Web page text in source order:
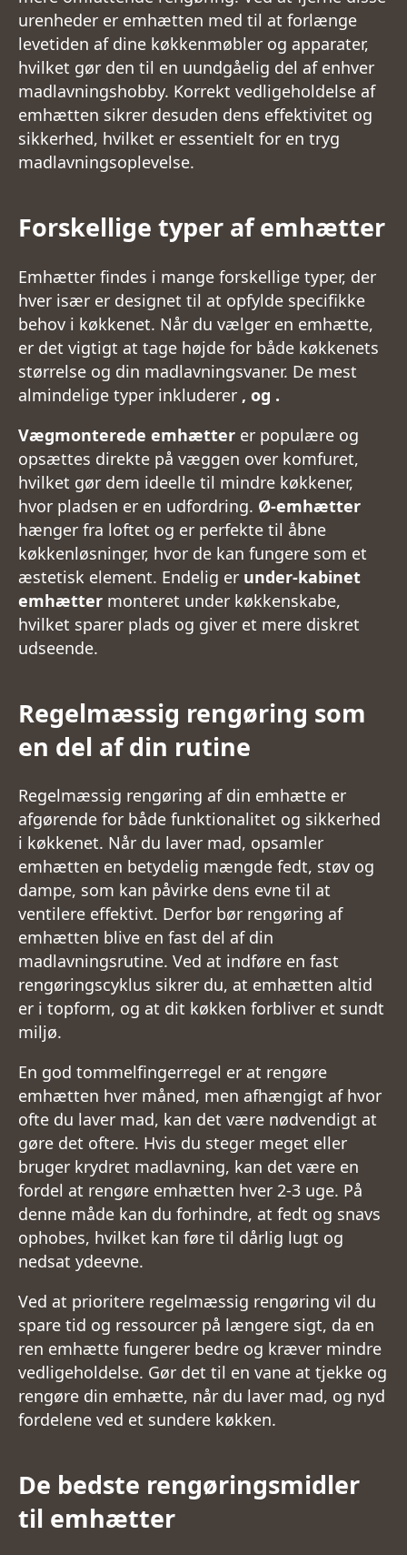
urenheder er emhætten med til at forlænge
levetiden af dine køkkenmøbler og apparater,
hvilket gør den til en uundgåelig del af enhver
madlavningshobby. Korrekt vedligeholdelse af
emhætten sikrer desuden dens effektivitet og
sikkerhed, hvilket er essentielt for en tryg
madlavningsoplevelse.
Forskellige typer af emhætter
Emhætter findes i mange forskellige typer, der
hver især er designet til at opfylde specifikke
behov i køkkenet. Når du vælger en emhætte,
er det vigtigt at tage højde for både køkkenets
størrelse og din madlavningsvaner. De mest
almindelige typer inkluderer , og .
Vægmonterede emhætter er populære og
opsættes direkte på væggen over komfuret,
hvilket gør dem ideelle til mindre køkkener,
hvor pladsen er en udfordring. Ø-emhætter
hænger fra loftet og er perfekte til åbne
køkkenløsninger, hvor de kan fungere som et
æstetisk element. Endelig er under-kabinet
emhætter monteret under køkkenskabe,
hvilket sparer plads og giver et mere diskret
udseende.
Regelmæssig rengøring som
en del af din rutine
Regelmæssig rengøring af din emhætte er
afgørende for både funktionalitet og sikkerhed
i køkkenet. Når du laver mad, opsamler
emhætten en betydelig mængde fedt, støv og
dampe, som kan påvirke dens evne til at
ventilere effektivt. Derfor bør rengøring af
emhætten blive en fast del af din
madlavningsrutine. Ved at indføre en fast
rengøringscyklus sikrer du, at emhætten altid
er i topform, og at dit køkken forbliver et sundt
miljø.
En god tommelfingerregel er at rengøre
emhætten hver måned, men afhængigt af hvor
ofte du laver mad, kan det være nødvendigt at
gøre det oftere. Hvis du steger meget eller
bruger krydret madlavning, kan det være en
fordel at rengøre emhætten hver 2-3 uge. På
denne måde kan du forhindre, at fedt og snavs
ophobes, hvilket kan føre til dårlig lugt og
nedsat ydeevne.
Ved at prioritere regelmæssig rengøring vil du
spare tid og ressourcer på længere sigt, da en
ren emhætte fungerer bedre og kræver mindre
vedligeholdelse. Gør det til en vane at tjekke og
rengøre din emhætte, når du laver mad, og nyd
fordelene ved et sundere køkken.
De bedste rengøringsmidler
til emhætter